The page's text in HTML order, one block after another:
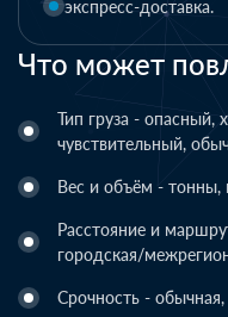
Что может
Тип груза - опасный,
чувствительный,
Вес и объём - тонны,
Расстояние и
городская/
Срочность - обычная,
FTL доставка